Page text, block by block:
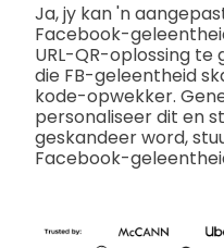
Ja, jy kan 'n
Facebook-
URL-QR-oplossing te
die FB-geleentheid
kode-opwekker.
personaliseer dit en
geskandeer word,
Facebook-